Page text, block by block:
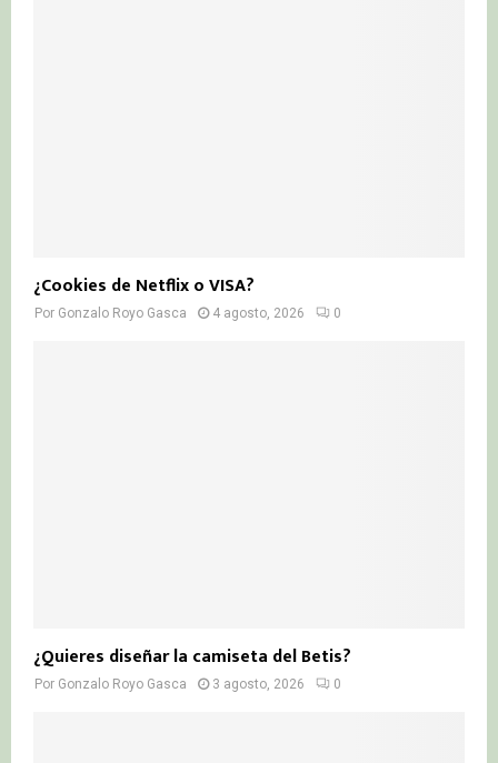
¿Cookies de Netflix o VISA?
Por Gonzalo Royo Gasca 4 agosto, 2026 0
¿Quieres diseñar la camiseta del Betis?
Por Gonzalo Royo Gasca 3 agosto, 2026 0